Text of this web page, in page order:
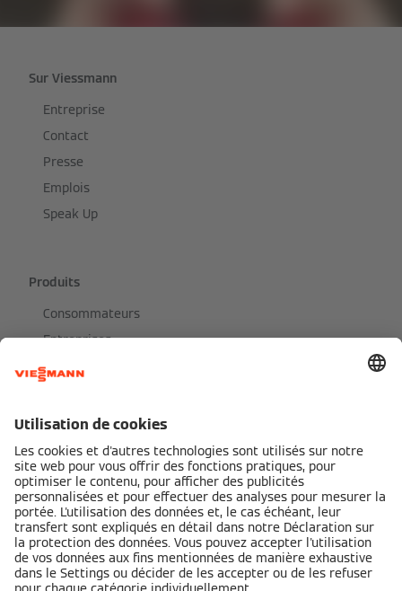
Sur Viessmann
Entreprise
Contact
Presse
Emplois
Speak Up
Produits
Consommateurs
Entreprises
Catalogue de produits
Services
Aperçu
Demander un devis
Financement
Trouver un installateur